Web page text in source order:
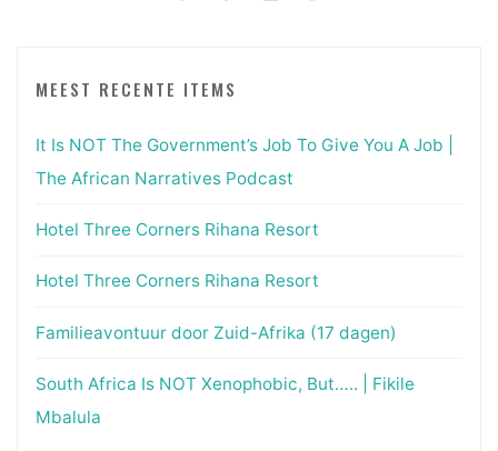
MEEST RECENTE ITEMS
It Is NOT The Government’s Job To Give You A Job |
The African Narratives Podcast
Hotel Three Corners Rihana Resort
Hotel Three Corners Rihana Resort
Familieavontuur door Zuid-Afrika (17 dagen)
South Africa Is NOT Xenophobic, But….. | Fikile
Mbalula